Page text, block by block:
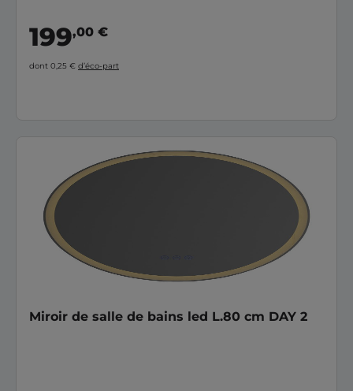
199,00 €
dont 0,25 € d’éco-part
Miroir de salle de bains led L.80 cm DAY 2